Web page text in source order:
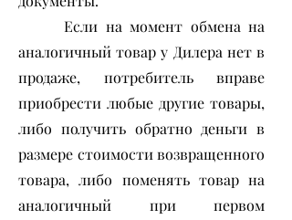
Если на момент обмена на
аналогичный товар у Дилера нет в
продаже, потребитель вправе
приобрести любые другие товары,
либо получить обратно деньги в
размере стоимости возвращенного
товара, либо поменять товар на
аналогичный при первом